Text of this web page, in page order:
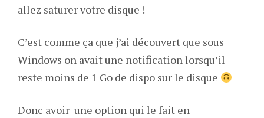
allez saturer votre disque !
C’est comme ça que j’ai découvert que sous
Windows on avait une notification lorsqu’il
reste moins de 1 Go de dispo sur le disque
Donc avoir une option qui le fait en